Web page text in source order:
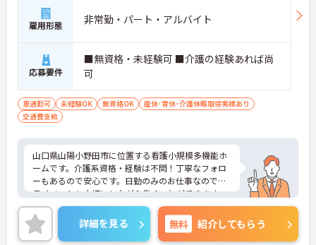
雇用形態 非常勤・パート・アルバイト
応募要件
■無資格・未経験可 ■介護の経験あれば尚
可
車通勤可 未経験OK 無資格OK
産休･育休･介護休暇取得実績あり
交通費支給
山口県山陽小野田市に位置する看護小規模多機能ホ
ームです。介護系資格・経験は不問！丁寧なフォロ
ーもあるので安心です。日勤のみのお仕事なのでプ
ライベートも大切にしながら働くことができます。
ご興味をお持ちの方はお気軽にお問い合わせくださ
い。
詳細を見る 無料 紹介してもらう